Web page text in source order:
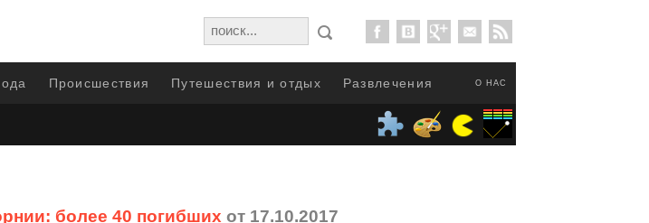
О НАС
Происшествия Путешествия и отдых Развлечения
более 40 погибших от 17.10.2017